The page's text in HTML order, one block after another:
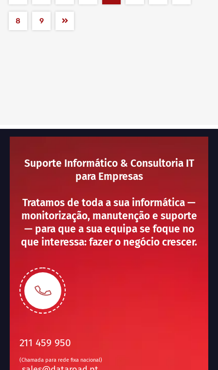
8 9
Suporte Informático & Consultoria IT
para Empresas
Tratamos de toda a sua informática —
monitorização, manutenção e suporte
— para que a sua equipa se foque no
que interessa: fazer o negócio crescer.
211 459 950
(Chamada para rede fixa nacional)